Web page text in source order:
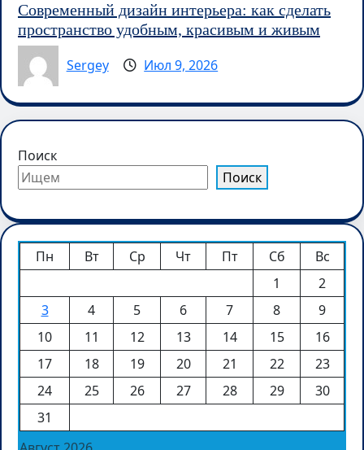
Современный дизайн интерьера: как сделать
пространство удобным, красивым и живым
Sergey
Июл 9, 2026
Поиск
Поиск
Пн Вт Ср Чт Пт Сб
Вс
1
2
3
4 5 6 7 8
9
10
11 12 13 14 15
16
17
18 19 20 21 22
23
24
25 26 27 28 29
30
31